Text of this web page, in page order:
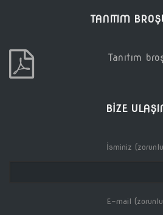
TANITIM
Tanıtım
BIZE
İsminiz
E-mail